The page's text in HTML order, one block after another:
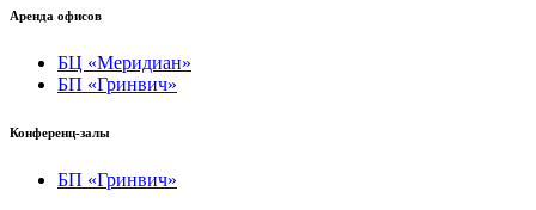
Аренда офисов
БЦ «Меридиан»
БП «Гринвич»
Конференц-залы
БП «Гринвич»